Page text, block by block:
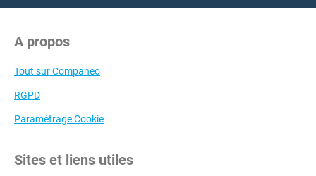
A propos
Tout sur Companeo
RGPD
Paramétrage Cookie
Sites et liens utiles